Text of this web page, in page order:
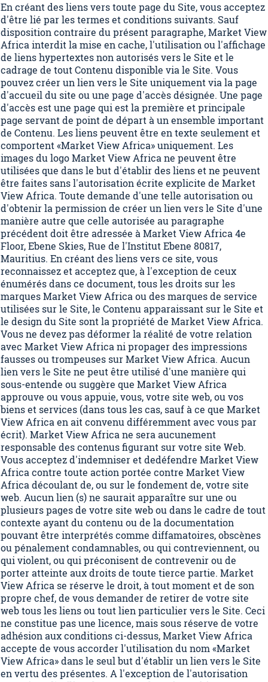
En créant des liens vers toute page du Site, vous acceptez
d'être lié par les termes et conditions suivants. Sauf
disposition contraire du présent paragraphe, Market View
Africa interdit la mise en cache, l'utilisation ou l'affichage
de liens hypertextes non autorisés vers le Site et le
cadrage de tout Contenu disponible via le Site. Vous
pouvez créer un lien vers le Site uniquement via la page
d'accueil du site ou une page d'accès désignée. Une page
d'accès est une page qui est la première et principale
page servant de point de départ à un ensemble important
de Contenu. Les liens peuvent être en texte seulement et
comportent «Market View Africa» uniquement. Les
images du logo Market View Africa ne peuvent être
utilisées que dans le but d'établir des liens et ne peuvent
être faites sans l'autorisation écrite explicite de Market
View Africa. Toute demande d'une telle autorisation ou
d'obtenir la permission de créer un lien vers le Site d'une
manière autre que celle autorisée au paragraphe
précédent doit être adressée à Market View Africa 4e
Floor, Ebene Skies, Rue de l'Institut Ebene 80817,
Mauritius. En créant des liens vers ce site, vous
reconnaissez et acceptez que, à l'exception de ceux
énumérés dans ce document, tous les droits sur les
marques Market View Africa ou des marques de service
utilisées sur le Site, le Contenu apparaissant sur le Site et
le design du Site sont la propriété de Market View Africa.
Vous ne devez pas déformer la réalité de votre relation
avec Market View Africa ni propager des impressions
fausses ou trompeuses sur Market View Africa. Aucun
lien vers le Site ne peut être utilisé d'une manière qui
sous-entende ou suggère que Market View Africa
approuve ou vous appuie, vous, votre site web, ou vos
biens et services (dans tous les cas, sauf à ce que Market
View Africa en ait convenu différemment avec vous par
écrit). Market View Africa ne sera aucunement
responsable des contenus figurant sur votre site Web.
Vous acceptez d'indemniser et dedéfendre Market View
Africa contre toute action portée contre Market View
Africa découlant de, ou sur le fondement de, votre site
web. Aucun lien (s) ne saurait apparaître sur une ou
plusieurs pages de votre site web ou dans le cadre de tout
contexte ayant du contenu ou de la documentation
pouvant être interprétés comme diffamatoires, obscènes
ou pénalement condamnables, ou qui contreviennent, ou
qui violent, ou qui préconisent de contrevenir ou de
porter atteinte aux droits de toute tierce partie. Market
View Africa se réserve le droit, à tout moment et de son
propre chef, de vous demander de retirer de votre site
web tous les liens ou tout lien particulier vers le Site. Ceci
ne constitue pas une licence, mais sous réserve de votre
adhésion aux conditions ci-dessus, Market View Africa
accepte de vous accorder l'utilisation du nom «Market
View Africa» dans le seul but d'établir un lien vers le Site
en vertu des présentes. A l'exception de l'autorisation